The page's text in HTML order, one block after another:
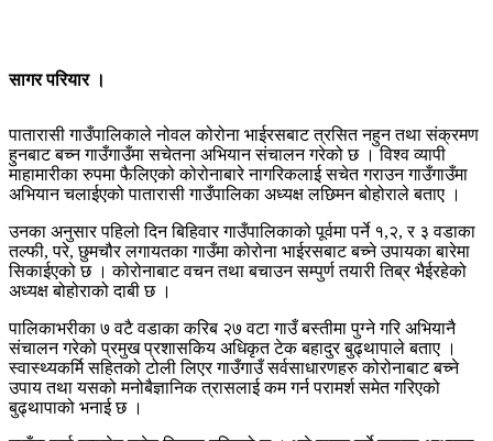
सागर परियार ।
पातारासी गाउँपालिकाले नोवल कोरोना भाईरसबाट त्रसित नहुन तथा संक्रमण
हुनबाट बच्न गाउँगाउँमा सचेतना अभियान संचालन गरेको छ । विश्व व्यापी
माहामारीका रुपमा फैलिएको कोरोनाबारे नागरिकलाई सचेत गराउन गाउँगाउँमा
अभियान चलाईएको पातारासी गाउँपालिका अध्यक्ष लछिमन बोहोराले बताए ।
उनका अनुसार पहिलो दिन बिहिवार गाउँपालिकाको पूर्वमा पर्ने १,२, र ३ वडाका
तल्फी, परे, छुमचौर लगायतका गाउँमा कोरोना भाईरसबाट बच्ने उपायका बारेमा
सिकाईएको छ । कोरोनाबाट वचन तथा बचाउन सम्पुर्ण तयारी तिब्र भैईरहेको
अध्यक्ष बोहोराको दाबी छ ।
पालिकाभरीका ७ वटै वडाका करिब २७ वटा गाउँ बस्तीमा पुग्ने गरि अभियानै
संचालन गरेको प्रमुख प्रशासकिय अधिकृत टेक बहादुर बुढ्थापाले बताए ।
स्वास्थ्यकर्मि सहितको टोली लिएर गाउँगाउँ सर्वसाधारणहरु कोरोनाबाट बच्ने
उपाय तथा यसको मनोबैज्ञानिक त्रासलाई कम गर्न परामर्श समेत गरिएको
बुढ्थापाको भनाई छ ।